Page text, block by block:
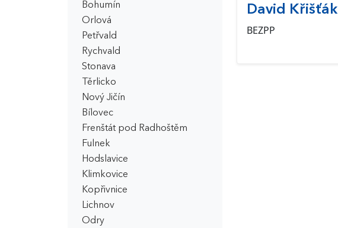
Bohumín
Orlová
Petřvald
Rychvald
Stonava
Těrlicko
Nový Jičín
Bílovec
Frenštát pod Radhoštěm
Fulnek
Hodslavice
Klimkovice
Kopřivnice
Lichnov
Odry
David Křišťák
BEZPP